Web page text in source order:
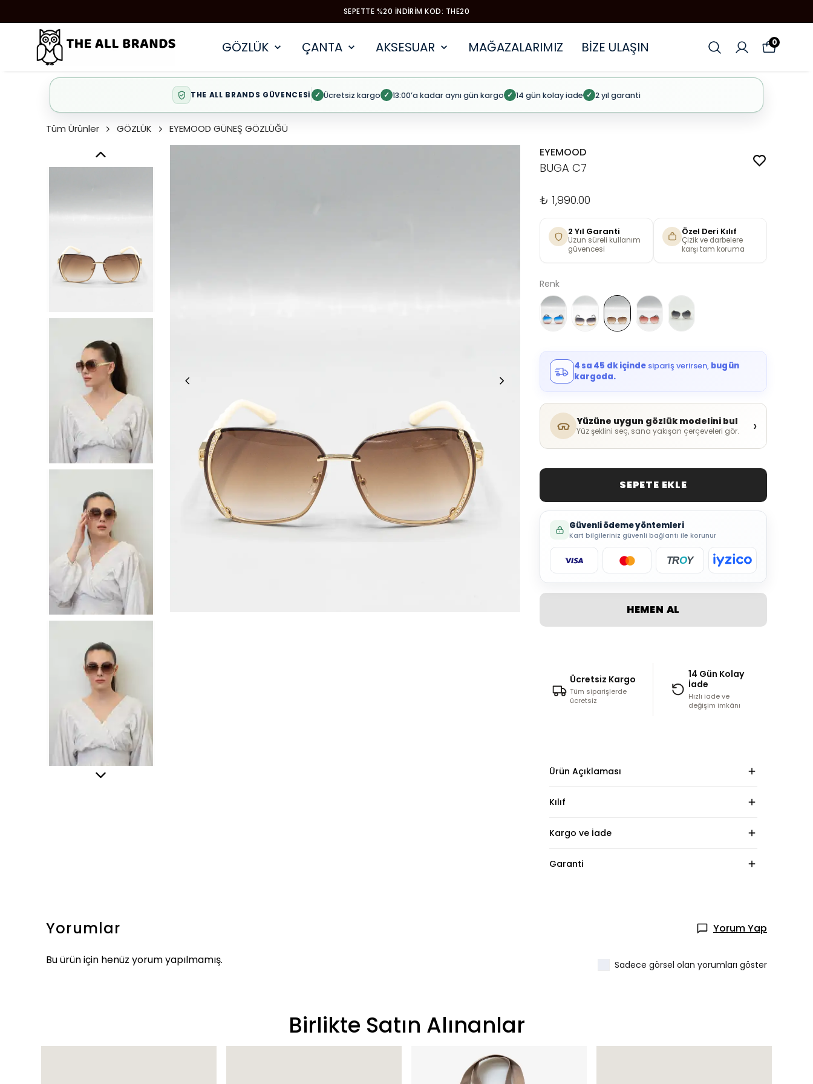
SEPETTE %20 İNDIRIM KOD: THE20
GÖZLÜK ÇANTA AKSESUAR MAĞAZALARIMIZ BİZE ULAŞIN 0
THE ALL BRANDS GÜVENCESİ ✓ Ücretsiz kargo ✓ 13:00’a kadar aynı gün kargo ✓ 14 gün kolay iade ✓ 2 yıl garanti
Tüm Ürünler GÖZLÜK EYEMOOD GÜNEŞ GÖZLÜĞÜ
EYEMOOD
BUGA C7
₺ 1,990.00
2 Yıl Garanti
Uzun süreli kullanım
güvencesi
Özel Deri Kılıf
Çizik ve darbelere
karşı tam koruma
Renk
4 sa 45 dk içinde sipariş verirsen, bugün
kargoda.
Yüzüne uygun gözlük modelini bul
Yüz şeklini seç, sana yakışan çerçeveleri gör. ›
SEPETE EKLE
Güvenli ödeme yöntemleri
Kart bilgileriniz güvenli bağlantı ile korunur
TROY
HEMEN AL
Ücretsiz Kargo
Tüm siparişlerde
ücretsiz
14 Gün Kolay
İade
Hızlı iade ve
değişim imkânı
Ürün Açıklaması
Kılıf
Kargo ve İade
Garanti
Yorumlar Yorum Yap
Bu ürün için henüz yorum yapılmamış. Sadece görsel olan yorumları göster
Birlikte Satın Alınanlar